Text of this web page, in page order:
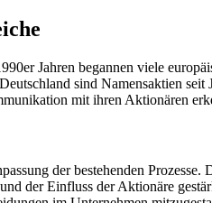
Jahren begannen viele
sind Namensaktien
mit ihren Aktionären
der bestehenden
der Einfluss der Aktionäre